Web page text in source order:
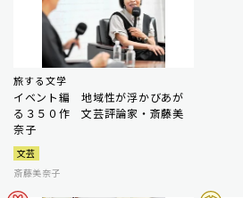
旅する文学
イベント編 地域性が浮かびあが
る３５０作 文芸評論家・斎藤美
奈子
文芸
斎藤美奈子